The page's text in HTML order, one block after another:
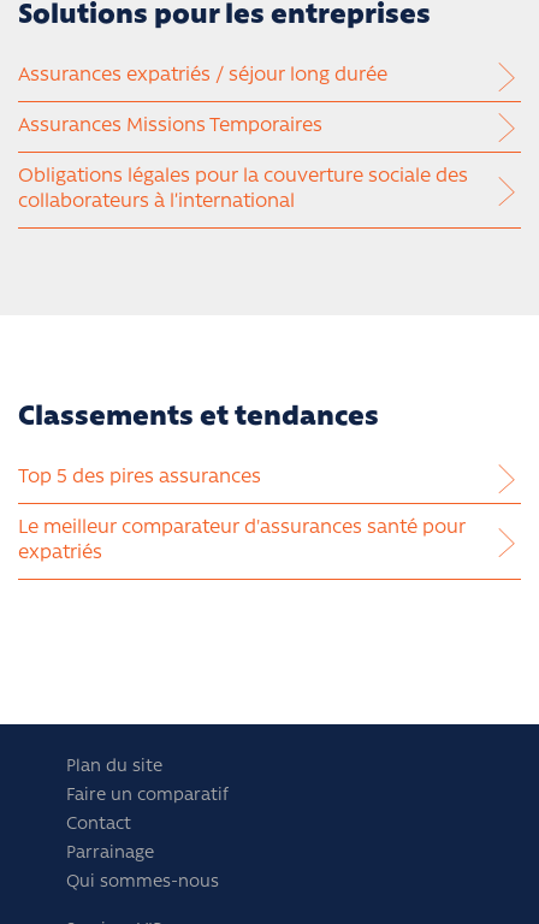
Solutions pour les entreprises
Assurances expatriés / séjour long durée
Assurances Missions Temporaires
Obligations légales pour la couverture sociale des
collaborateurs à l’international
Classements et tendances
Top 5 des pires assurances
Le meilleur comparateur d'assurances santé pour
expatriés
Plan du site
Faire un comparatif
Contact
Parrainage
Qui sommes-nous